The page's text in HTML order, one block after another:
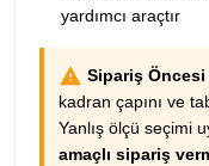
yardımcı araçtır
Sipariş Öncesi
kadran çapını ve
Yanlış ölçü seçimi
amaçlı sipariş